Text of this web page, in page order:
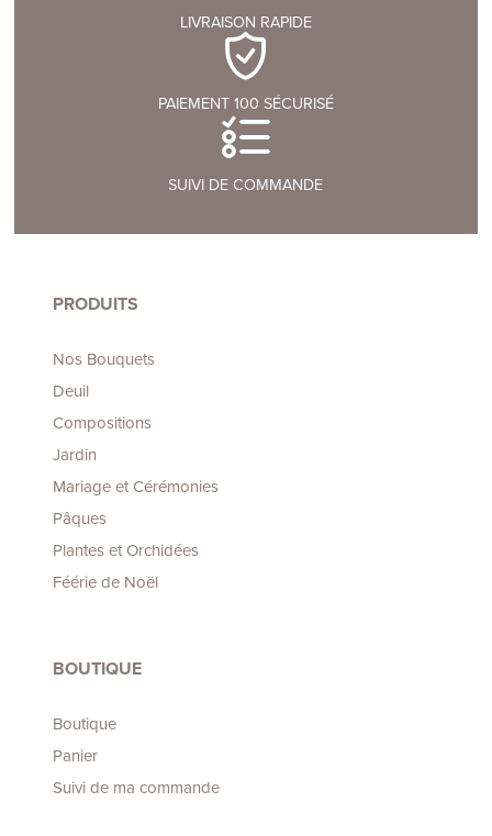
LIVRAISON RAPIDE
PAIEMENT 100 SÉCURISÉ
SUIVI DE COMMANDE
PRODUITS
Nos Bouquets
Deuil
Compositions
Jardin
Mariage et Cérémonies
Pâques
Plantes et Orchidées
Féérie de Noël
BOUTIQUE
Boutique
Panier
Suivi de ma commande